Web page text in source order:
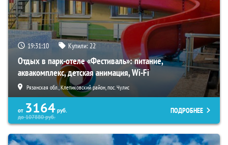
19:31:09 Купили:22
Отдых в парк-отеле «Фестиваль»: питание,
аквакомплекс, детская анимация, Wi-Fi
Рязанская обл., Клепиковский район, пос. Чулис
от 3164 руб.
до107880руб.
ПОДРОБНЕЕ